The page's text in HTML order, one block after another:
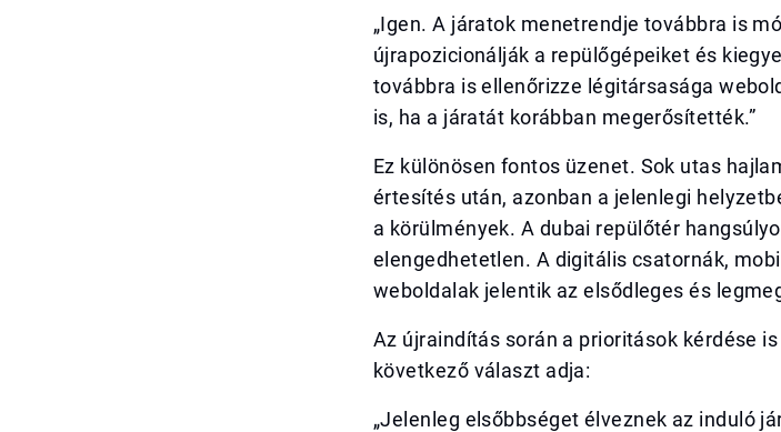
„Igen. A járatok menetrendje továbbra is
újrapozicionálják a repülőgépeiket és
továbbra is ellenőrizze légitársasága
is, ha a járatát korábban megerősítették.”
Ez különösen fontos üzenet. Sok utas
értesítés után, azonban a jelenlegi
a körülmények. A dubai repülőtér
elengedhetetlen. A digitális csatornák,
weboldalak jelentik az elsődleges és
Az újraindítás során a prioritások kérdése
következő választ adja:
„Jelenleg elsőbbséget élveznek az induló